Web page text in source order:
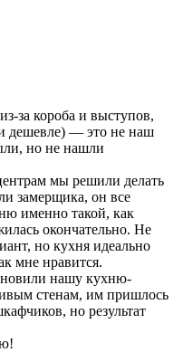
за короба и выступов,
дешевле) — это не наш
но не нашли
мы решили делать
замерщика, он все
именно такой, как
окончательно. Не
но кухня идеально
мне нравится.
нашу кухню-
стенам, им пришлось
но результат